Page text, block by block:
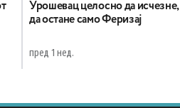
Урошевац целосно да исчезне,
да остане само Феризај
пред 1 нед.